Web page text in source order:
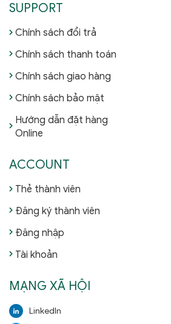
SUPPORT
Chính sách đổi trả
Chính sách thanh toán
Chính sách giao hàng
Chính sách bảo mật
Hướng dẫn đặt hàng
Online
ACCOUNT
Thẻ thành viên
Đăng ký thành viên
Đăng nhập
Tài khoản
MẠNG XÃ HỘI
LinkedIn